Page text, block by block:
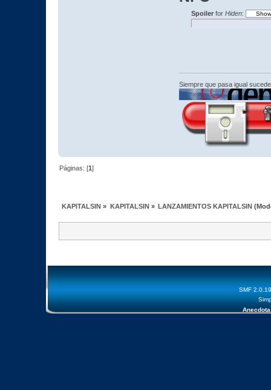
Spoilerfor Hiden:
Siempre que pasa igual
Páginas: [1]
KAPITALSIN » KAPITALSIN » LANZAMIENTOS KAPITALSIN
SMF 2.0.19
Anecdota